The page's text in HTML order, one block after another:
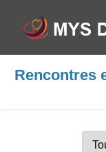
Rencontres